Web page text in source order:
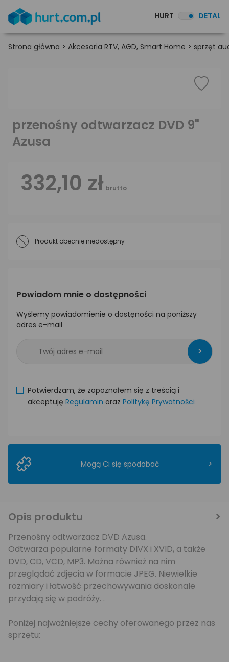
HURT DETAL
Strona główna > Akcesoria RTV, AGD, Smart Home > sprzęt
przenośny odtwarzacz DVD 9"
Azusa
332,10 zł brutto
Produkt obecnie niedostępny
Powiadom mnie o dostępności
Wyślemy powiadomienie o dostęności na poniższy
adres e-mail
>
Potwierdzam, że zapoznałem się z treścią i
akceptuję Regulamin oraz Politykę Prywatności
Mogą Ci się spodobać >
Opis produktu
Przenośny odtwarzacz DVD Azusa.
Odtwarza popularne formaty DIVX i XVID, a także
DVD, CD, VCD, MP3. Można również na nim
przeglądać zdjęcia w formacie JPEG. Niewielkie
rozmiary i łatwość przechowywania doskonale
przydają się w podróży. .
Poniżej najważniejsze cechy oferowanego przez nas
sprzętu: